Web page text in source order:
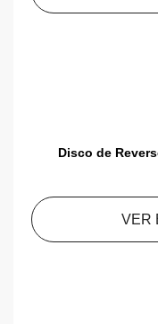
Disco de
VER